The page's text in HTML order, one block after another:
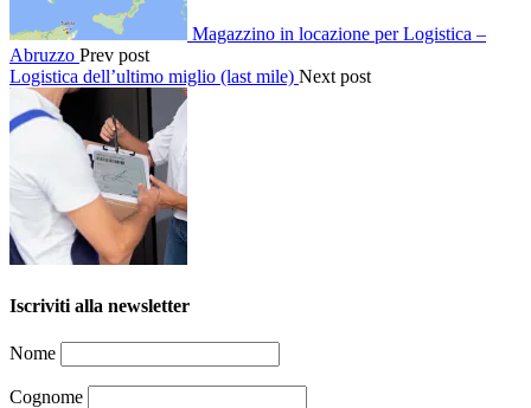
Magazzino in locazione per Logistica –
Abruzzo Prev post
Logistica dell’ultimo miglio (last mile) Next post
Iscriviti alla newsletter
Nome
Cognome